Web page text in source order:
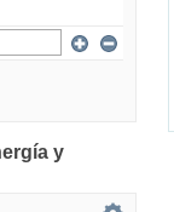
y